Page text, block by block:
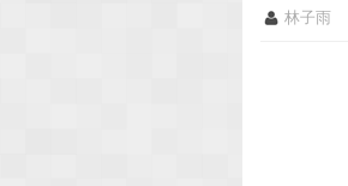
林子雨